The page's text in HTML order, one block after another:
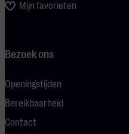
Mijn favorieten
Bezoek ons
Openingstijden
Bereikbaarheid
Contact